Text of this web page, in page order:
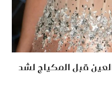
قبل المكياج لشد